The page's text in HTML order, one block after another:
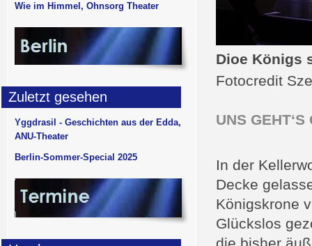
Dioe Königs
Fotocredit
UNS GEHT‘S
In der
Decke
Königskrone
Glückslos
Wie im Himmel, Ohnsorg Theater
Zuletzt gesehen
Yggdrasil - Geschichten aus der Edda,
ANU-Theater
Berlin-Sommer-Special 2025